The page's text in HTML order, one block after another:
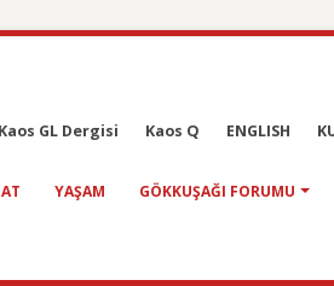
Kaos GL Dergisi Kaos Q ENGLISH
YAŞAM GÖKKUŞAĞI FORUMU